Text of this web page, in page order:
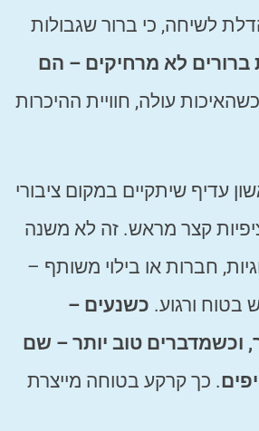
לשיחה, כי ברור שגבולות
ברורים לא מרחיקים – הם
עולה, חוויית ההיכרות
עדיף שיתקיים במקום ציבורי
קצר מראש. זה לא משנה
חברות או בילוי משותף –
בטוח ורגוע. כשנעים –
וכשמדברים טוב יותר – שם
. כך קרקע בטוחה מייצרת